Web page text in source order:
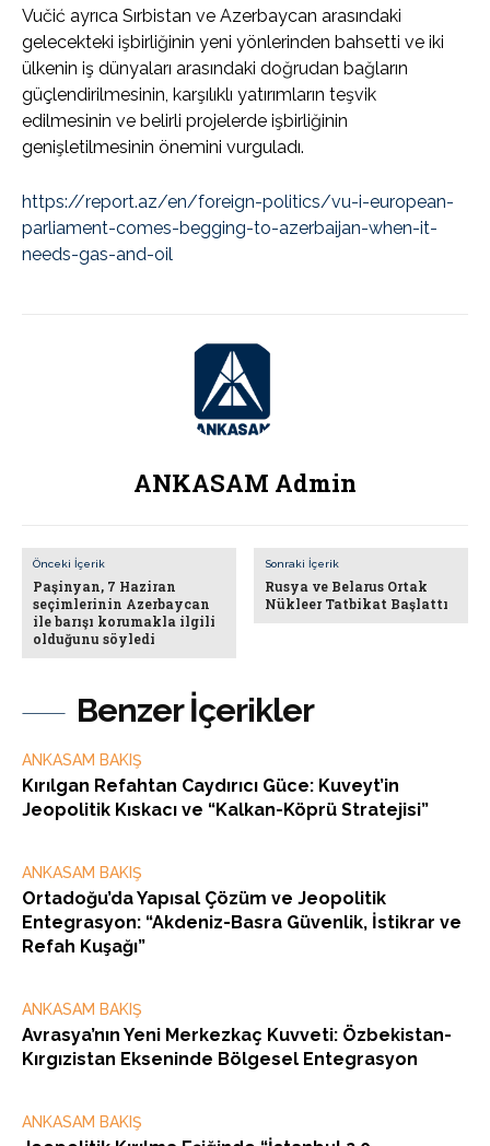
Benzer İçerikler
ANKASAM BAKIŞ
Kırılgan Refahtan Caydırıcı Güce: Kuveyt’in
Jeopolitik Kıskacı ve “Kalkan-Köprü Stratejisi”
ANKASAM BAKIŞ
Ortadoğu’da Yapısal Çözüm ve Jeopolitik
Entegrasyon: “Akdeniz-Basra Güvenlik, İstikrar ve
Refah Kuşağı”
ANKASAM BAKIŞ
Avrasya’nın Yeni Merkezkaç Kuvveti: Özbekistan-
Kırgızistan Ekseninde Bölgesel Entegrasyon
ANKASAM BAKIŞ
Vučić ayrıca Sırbistan ve Azerbaycan arasındaki
gelecekteki işbirliğinin yeni yönlerinden bahsetti ve iki
ülkenin iş dünyaları arasındaki doğrudan bağların
güçlendirilmesinin, karşılıklı yatırımların teşvik
edilmesinin ve belirli projelerde işbirliğinin
genişletilmesinin önemini vurguladı.
https://report.az/en/foreign-politics/vu-i-european-
parliament-comes-begging-to-azerbaijan-when-it-
needs-gas-and-oil
ANKASAM Admin
Önceki İçerik
Paşinyan, 7 Haziran
seçimlerinin Azerbaycan
ile barışı korumakla ilgili
olduğunu söyledi
Sonraki İçerik
Rusya ve Belarus Ortak
Nükleer Tatbikat Başlattı